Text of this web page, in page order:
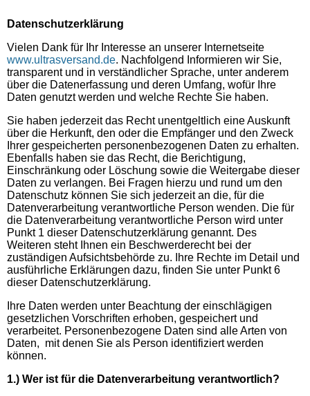
Datenschutzerklärung
Vielen Dank für Ihr Interesse an unserer Internetseite
www.ultrasversand.de. Nachfolgend Informieren wir Sie,
transparent und in verständlicher Sprache, unter anderem
über die Datenerfassung und deren Umfang, wofür Ihre
Daten genutzt werden und welche Rechte Sie haben.
Sie haben jederzeit das Recht unentgeltlich eine Auskunft
über die Herkunft, den oder die Empfänger und den Zweck
Ihrer gespeicherten personenbezogenen Daten zu erhalten.
Ebenfalls haben sie das Recht, die Berichtigung,
Einschränkung oder Löschung sowie die Weitergabe dieser
Daten zu verlangen. Bei Fragen hierzu und rund um den
Datenschutz können Sie sich jederzeit an die, für die
Datenverarbeitung verantwortliche Person wenden. Die für
die Datenverarbeitung verantwortliche Person wird unter
Punkt 1 dieser Datenschutzerklärung genannt. Des
Weiteren steht Ihnen ein Beschwerderecht bei der
zuständigen Aufsichtsbehörde zu. Ihre Rechte im Detail und
ausführliche Erklärungen dazu, finden Sie unter Punkt 6
dieser Datenschutzerklärung.
Ihre Daten werden unter Beachtung der einschlägigen
gesetzlichen Vorschriften erhoben, gespeichert und
verarbeitet. Personenbezogene Daten sind alle Arten von
Daten, mit denen Sie als Person identifiziert werden
können.
1.) Wer ist für die Datenverarbeitung verantwortlich?